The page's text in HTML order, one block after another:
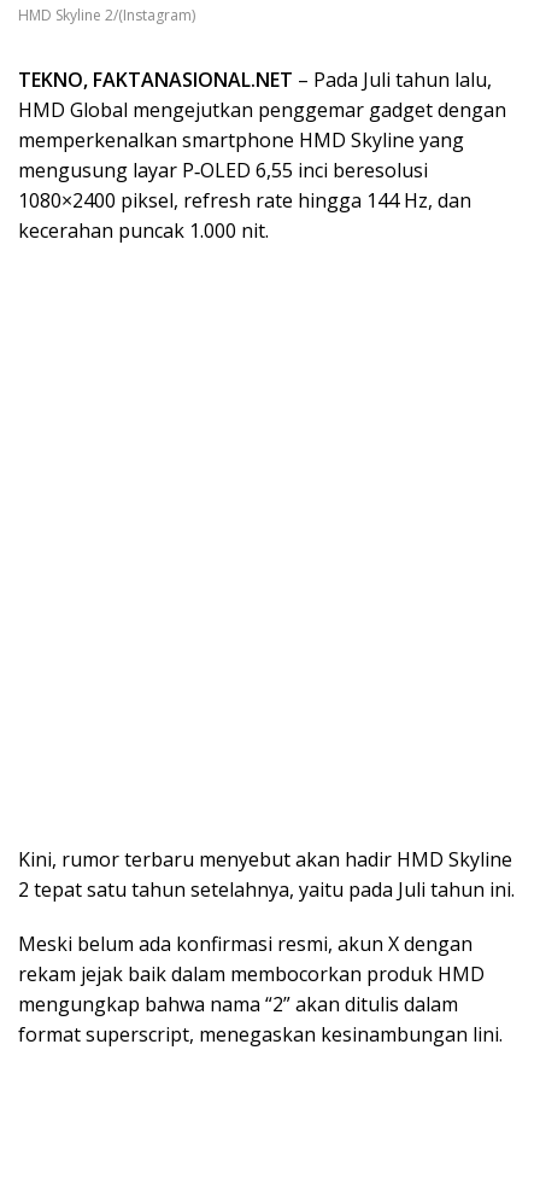
HMD Skyline 2/(Instagram)
TEKNO, FAKTANASIONAL.NET – Pada Juli tahun lalu,
HMD Global mengejutkan penggemar gadget dengan
memperkenalkan smartphone HMD Skyline yang
mengusung layar P‑OLED 6,55 inci beresolusi
1080×2400 piksel, refresh rate hingga 144 Hz, dan
kecerahan puncak 1.000 nit.
Kini, rumor terbaru menyebut akan hadir HMD Skyline
2 tepat satu tahun setelahnya, yaitu pada Juli tahun ini.
Meski belum ada konfirmasi resmi, akun X dengan
rekam jejak baik dalam membocorkan produk HMD
mengungkap bahwa nama “2” akan ditulis dalam
format superscript, menegaskan kesinambungan lini.